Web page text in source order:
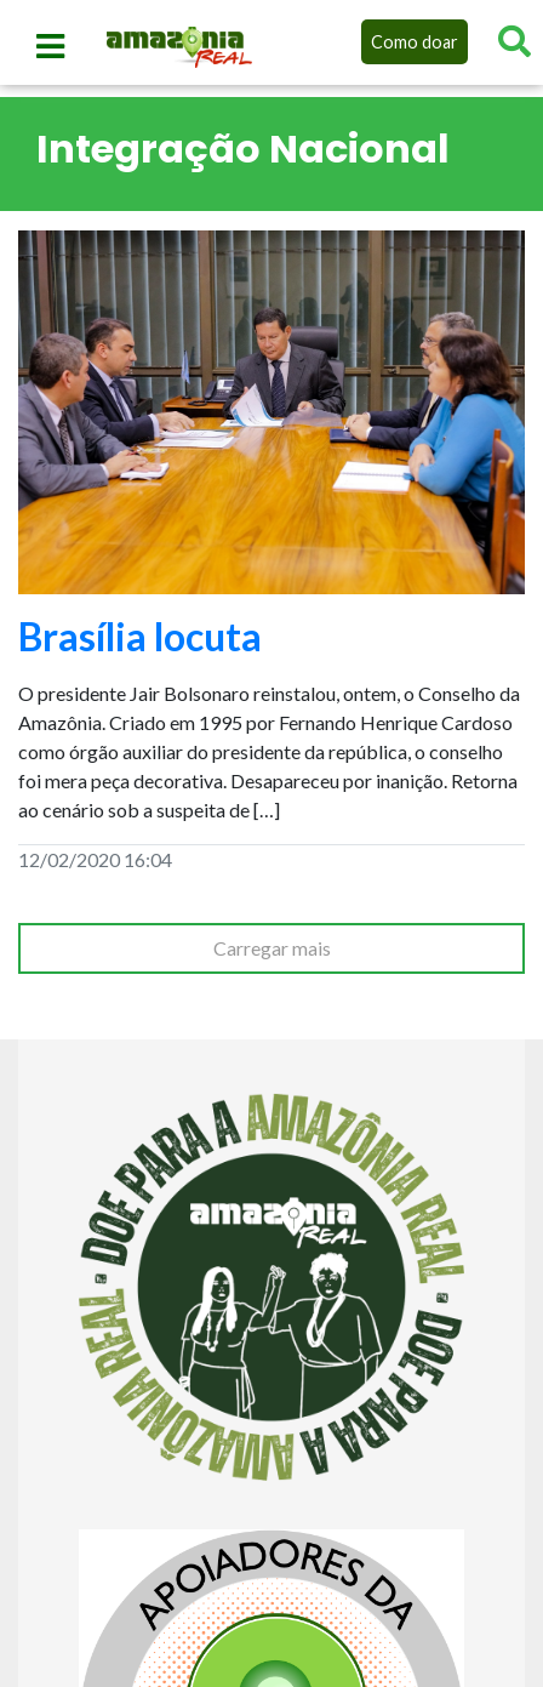
Como doar
Integração Nacional
Brasília locuta
O presidente Jair Bolsonaro reinstalou, ontem, o Conselho da
Amazônia. Criado em 1995 por Fernando Henrique Cardoso
como órgão auxiliar do presidente da república, o conselho
foi mera peça decorativa. Desapareceu por inanição. Retorna
ao cenário sob a suspeita de […]
12/02/2020 16:04
Carregar mais